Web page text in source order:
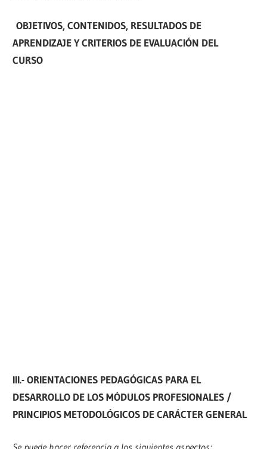
OBJETIVOS, CONTENIDOS, RESULTADOS DE
APRENDIZAJE Y CRITERIOS DE EVALUACIÓN DEL
CURSO
III.- ORIENTACIONES PEDAGÓGICAS PARA EL
DESARROLLO DE LOS MÓDULOS PROFESIONALES /
PRINCIPIOS METODOLÓGICOS DE CARÁCTER GENERAL